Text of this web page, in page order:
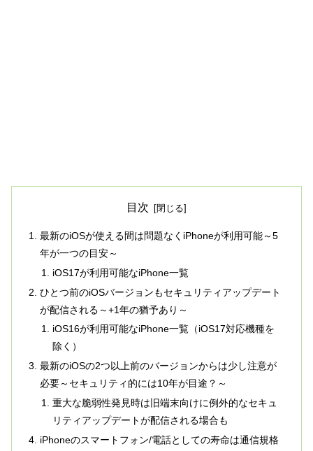
目次
最新のiOSが使える間は問題なくiPhoneが利用可能～5
年が一つの目安～
iOS17が利用可能なiPhone一覧
ひとつ前のiOSバージョンもセキュリティアップデート
が配信される～+1年の猶予あり～
iOS16が利用可能なiPhone一覧（iOS17対応機種を
除く）
最新のiOSの2つ以上前のバージョンからは少し注意が
必要～セキュリティ的には10年が目途？～
重大な脆弱性発見時は旧端末向けに例外的なセキュ
リティアップデートが配信される場合も
iPhoneのスマートフォン/電話としての寿命は通信規格